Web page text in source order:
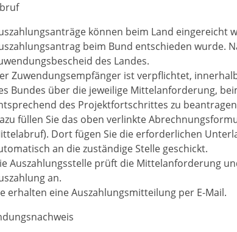
können beim Land eingereicht
beim Bund entschieden wurde.
des Landes.
Zuwendungsempfänger ist verpflichtet,
Bundes über die jeweilige Mittelanforderung,
des Projektfortschrittes zu
füllen Sie das oben verlinkte
Dort fügen Sie die erforderlichen
an die zuständige Stelle geschickt.
Auszahlungsstelle prüft die Mittelanforderung
an.
erhalten eine Auszahlungsmitteilung per E-Mail.